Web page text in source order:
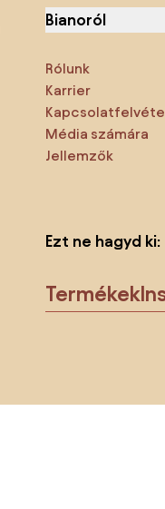
Bianoról
Rólunk
Karrier
Média számára
Jellemzők
Ezt ne hagyd ki:
Termékek